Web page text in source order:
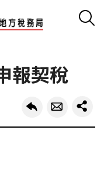
報契稅